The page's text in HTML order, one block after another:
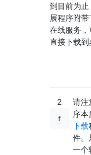
到目前为
展程序附
在线服务
直接下载到
2
请注
序
下载
件。
一个